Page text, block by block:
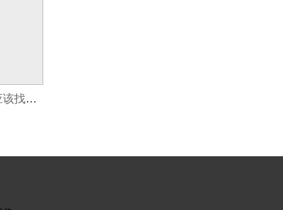
Android手机APP开发应该找一个专业团队